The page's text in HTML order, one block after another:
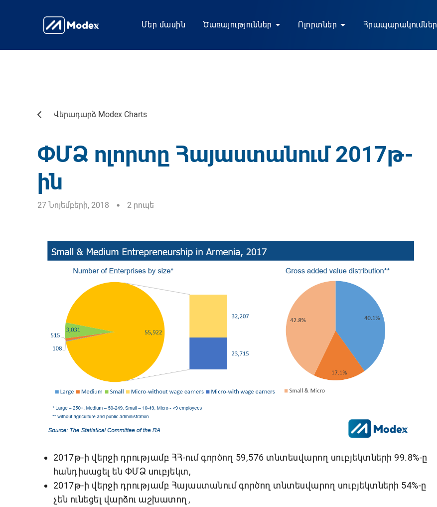
Մեր մասին Ծառայություններ Ոլորտներ Հրապարակումներ
Վերադարձ Modex Charts
ՓՄՁ ոլորտը Հայաստանում 2017թ-
ին
27 Նոյեմբերի, 2018 2 րոպե
2017թ-ի վերջի դրությամբ ՀՀ-ում գործող 59,576 տնտեսվարող սուբյեկտների 99.8%-ը
հանդիսացել են ՓՄՁ սուբյեկտ,
2017թ-ի վերջի դրությամբ Հայաստանում գործող տնտեսվարող սուբյեկտների 54%-ը
չեն ունեցել վարձու աշխատող,